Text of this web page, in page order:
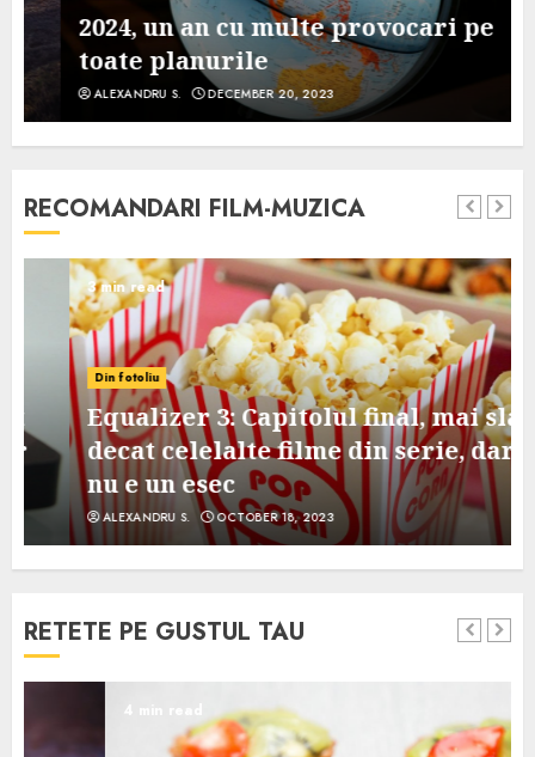
2024, un an cu multe provocari pe
toate planurile
ALEXANDRU S. DECEMBER 20, 2023
RECOMANDARI FILM-MUZICA
3 min read
Din fotoliu
Equalizer 3: Capitolul final, mai slab
decat celelalte filme din serie, dar
nu e un esec
ALEXANDRU S. OCTOBER 18, 2023
RETETE PE GUSTUL TAU